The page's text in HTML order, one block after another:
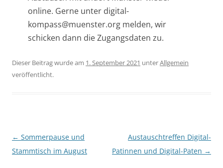
online. Gerne unter digital-
kompass@muenster.org melden, wir
schicken dann die Zugangsdaten zu.
Dieser Beitrag wurde am 1. September 2021 unterAllgemein
veröffentlicht.
Beitragsnavigation
← Sommerpause und
Stammtisch im August
Austauschtreffen Digital-
Patinnen und Digital-Paten →